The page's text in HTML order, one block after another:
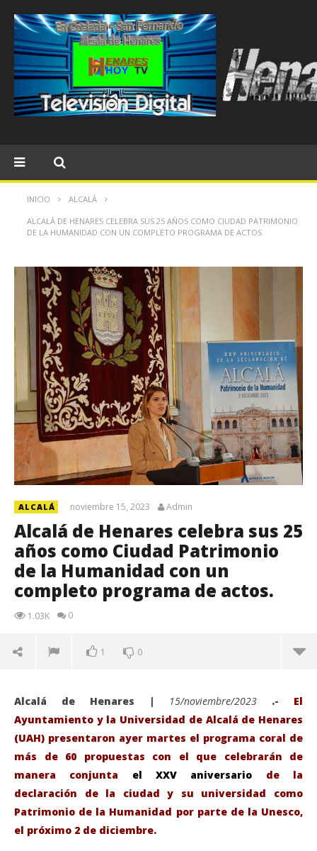
INICIO ALCALÁ
ALCALÁ DE HENARES CELEBRA SUS 25 AÑOS COMO CIUDAD PATRIMONIO
DE LA HUMANIDAD CON UN COMPLETO PROGRAMA DE ACTOS.
ALCALÁ noviembre 15, 2023 Admin
Alcalá de Henares celebra sus 25
años como Ciudad Patrimonio
de la Humanidad con un
completo programa de actos.
1.03K 0
1 0
Alcalá de Henares | 15/noviembre/2023 .- El
Ayuntamiento y la Universidad de Alcalá de Henares
(UAH) presentaron ayer martes el programa coral de
más de 60 propuestas con el que celebrarán de
manera conjunta el XXV aniversario de la
declaración de la ciudad y su universidad como
Patrimonio de la Humanidad por parte de la Unesco,
el próximo 2 de diciembre.